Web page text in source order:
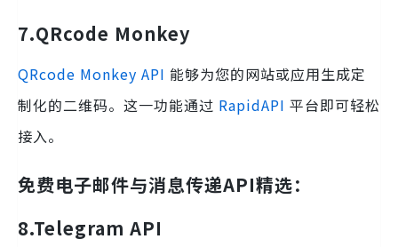
7.QRcode Monkey
QRcode Monkey API 能够为您的网站或应用生成定
制化的二维码。这一功能通过 RapidAPI 平台即可轻松
接入。
免费电子邮件与消息传递API精选：
8.Telegram API